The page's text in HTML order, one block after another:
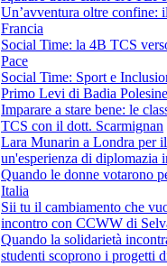
Un’avventura oltre confine:
Francia
Social Time: la 4B TCS
Pace
Social Time: Sport e
Primo Levi di Badia Polesine
Imparare a stare bene: le
TCS con il dott. Scarmignan
Lara Munarin a Londra per
un'esperienza di diplomazia
Quando le donne votarono
Italia
Sii tu il cambiamento che
incontro con CCWW di
Quando la solidarietà
studenti scoprono i progetti